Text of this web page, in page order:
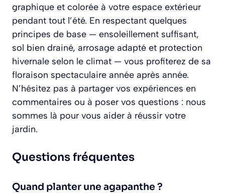
graphique et colorée à votre espace extérieur
pendant tout l’été. En respectant quelques
principes de base — ensoleillement suffisant,
sol bien drainé, arrosage adapté et protection
hivernale selon le climat — vous profiterez de sa
floraison spectaculaire année après année.
N’hésitez pas à partager vos expériences en
commentaires ou à poser vos questions : nous
sommes là pour vous aider à réussir votre
jardin.
Questions fréquentes
Quand planter une agapanthe ?